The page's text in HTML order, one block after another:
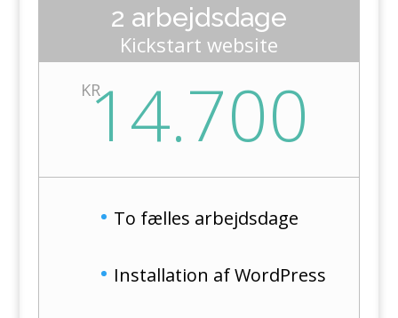
2 arbejdsdage
Kickstart website
KR
14.700
To fælles arbejdsdage
Installation af WordPress